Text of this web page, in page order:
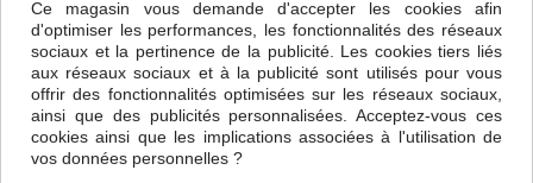
EN SAVOIR PLUS
Savourez l'élégance de notre Tartinade à la Truffe Noire, un
délice en pot de 80g qui allie le goût intense et subtil de la truffe
noire à une texture onctueuse.
Avec 3% de truffe noire, cette tartinade est idéale pour rehausser
Ce magasin vous demande d'accepter les cookies afin
d'optimiser les performances, les fonctionnalités des réseaux
sociaux et la pertinence de la publicité. Les cookies tiers liés
aux réseaux sociaux et à la publicité sont utilisés pour vous
offrir des fonctionnalités optimisées sur les réseaux sociaux,
ainsi que des publicités personnalisées. Acceptez-vous ces
cookies ainsi que les implications associées à l'utilisation de
vos données personnelles ?